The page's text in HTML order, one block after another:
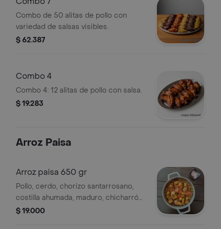
Combo de 50 alitas de pollo con
variedad de salsas visibles.
$ 62.387
Combo 4
Combo 4: 12 alitas de pollo con salsa.
$ 19.283
Arroz Paisa
Arroz paisa 650 gr
Pollo, cerdo, chorizo santarrosano,
costilla ahumada, maduro, chicharrón,
maíz tierno, verduras, porción
$ 19.000